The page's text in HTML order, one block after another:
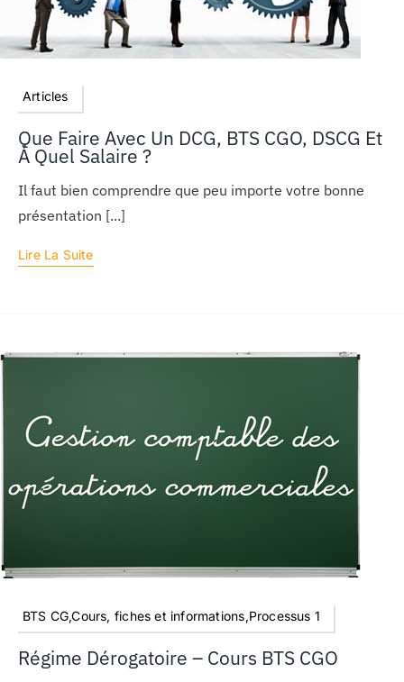
Articles
Que Faire Avec Un DCG, BTS CGO, DSCG Et
À Quel Salaire ?
Il faut bien comprendre que peu importe votre bonne
présentation [...]
Lire La Suite
BTS CG,Cours, fiches et informations,Processus 1
Régime Dérogatoire – Cours BTS CGO